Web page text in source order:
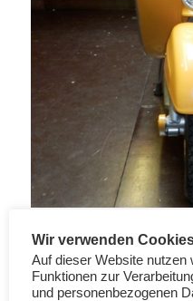
Wir verwenden
Auf dieser Website nutzen
Funktionen zur
und personenbezogenen